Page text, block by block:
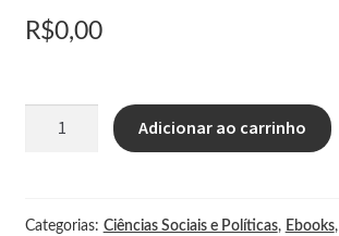
R$0,00
Adicionar ao carrinho
Categorias: Ciências Sociais e Políticas, Ebooks,